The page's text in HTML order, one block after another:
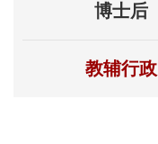
博士后
教辅行政